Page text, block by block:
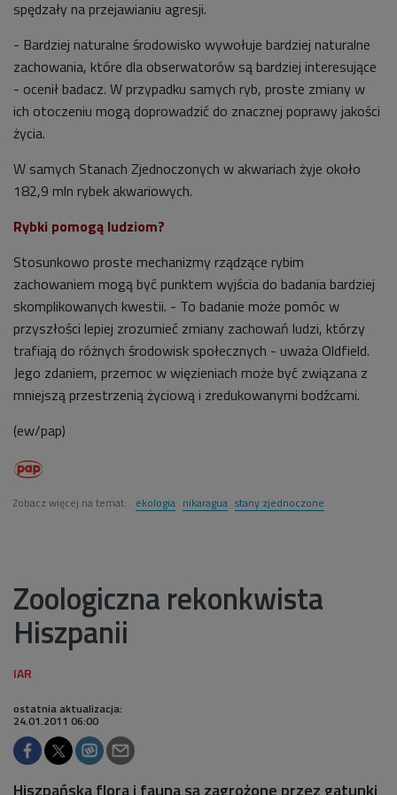
spędzały na przejawianiu agresji.
- Bardziej naturalne środowisko wywołuje bardziej naturalne
zachowania, które dla obserwatorów są bardziej interesujące
- ocenił badacz. W przypadku samych ryb, proste zmiany w
ich otoczeniu mogą doprowadzić do znacznej poprawy jakości
życia.
W samych Stanach Zjednoczonych w akwariach żyje około
182,9 mln rybek akwariowych.
Rybki pomogą ludziom?
Stosunkowo proste mechanizmy rządzące rybim
zachowaniem mogą być punktem wyjścia do badania bardziej
skomplikowanych kwestii. - To badanie może pomóc w
przyszłości lepiej zrozumieć zmiany zachowań ludzi, którzy
trafiają do różnych środowisk społecznych - uważa Oldfield.
Jego zdaniem, przemoc w więzieniach może być związana z
mniejszą przestrzenią życiową i zredukowanymi bodźcami.
(ew/pap)
Zobacz więcej na temat: ekologia nikaragua stany zjednoczone
Zoologiczna rekonkwista
Hiszpanii
ostatnia aktualizacja:
24.01.2011 06:00
Hiszpańska flora i fauna są zagrożone przez gatunki